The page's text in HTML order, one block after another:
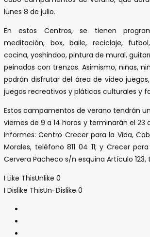
lunes 8 de julio.
En estos Centros, se tienen
meditación, box, baile, reciclaje,
cocina, yoshindoo, pintura de mural,
peinados con trenzas. Asimismo, niñas,
podrán disfrutar del área de video
juegos recreativos y pláticas culturales y
Estos campamentos de verano tendrán
viernes de 9 a 14 horas y terminarán el 23
informes: Centro Crecer para la Vida,
Morales, teléfono 811 04 11; y Crecer
Cervera Pacheco s/n esquina Artículo 123,
I Like ThisUnlike 0
I Dislike ThisUn-Dislike 0